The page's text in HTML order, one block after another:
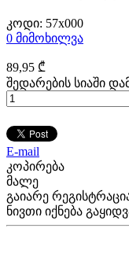
კოდი: 57x000
0 მიმოხილვა
89,95 ₾
შედარების სიაში
E-mail
კოპირება
მალე
გაიარე
ნივთი იქნება